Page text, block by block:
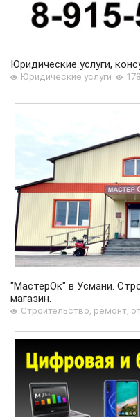
Юридические услуги,
Юридические услуги
"МастерОк" в Усмани.
магазин.
Строительство, ремонт,